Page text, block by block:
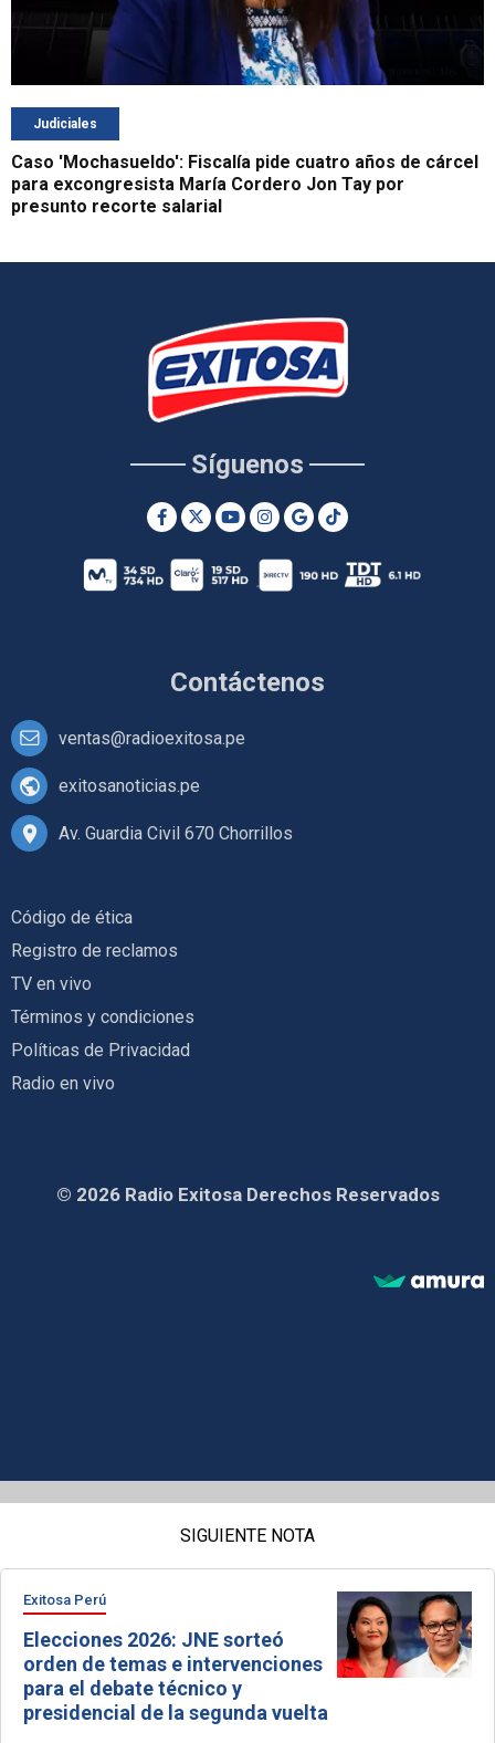
Judiciales
Caso 'Mochasueldo': Fiscalía pide cuatro años de cárcel
para excongresista María Cordero Jon Tay por
presunto recorte salarial
Contáctenos
ventas@radioexitosa.pe
exitosanoticias.pe
Av. Guardia Civil 670 Chorrillos
Síguenos
Código de ética
Registro de reclamos
TV en vivo
Términos y condiciones
Políticas de Privacidad
Radio en vivo
© 2026 Radio Exitosa Derechos Reservados
SIGUIENTE NOTA
Exitosa Perú
Elecciones 2026: JNE sorteó
orden de temas e intervenciones
para el debate técnico y
presidencial de la segunda vuelta